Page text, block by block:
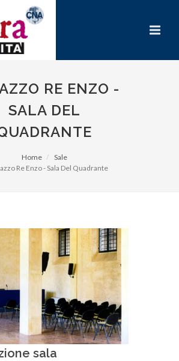
RE ENZO -
SALA DEL
Home
Sale
Re Enzo - Sala Del Quadrante
sala